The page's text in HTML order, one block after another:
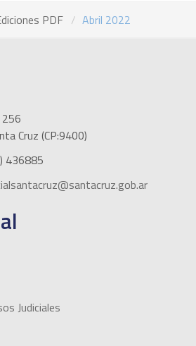
PDF Abril 2022
256
Cruz (CP:9400)
436885
Judiciales